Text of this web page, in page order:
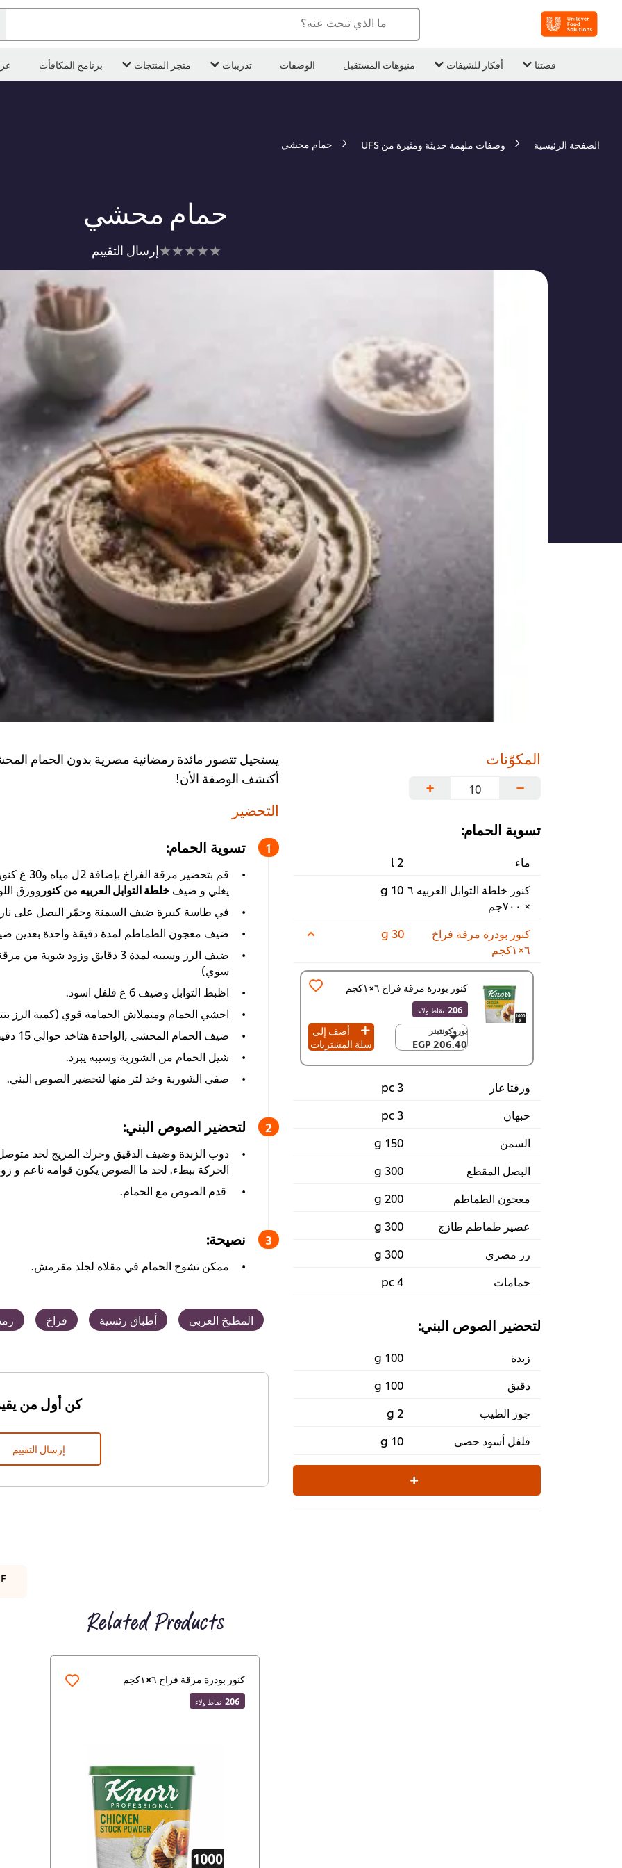
ما الذي تبحث عنه؟
قصتنا أفكار للشيفات منيوهات المستقبل الوصفات تدريبات متجر المنتجات برنامج المكافأت
الصفحة الرئيسية وصفات ملهمة حديثة ومثيرة من UFS حمام محشي
حمام محشي
لم
يتم
تقييمات
إرسال التقييم
المكوّنات
−
+
تسوية الحمام:
ماء
2 l
كنور خلطة التوابل العربيه ٦
× ۷۰۰جم
10 g
كنور بودرة مرقة فراخ
٦×١كجم
30 g
كنور بودرة مرقة فراخ ٦×١كجم
206 نقاط ولاء
يوروكونتينر
206.40 EGP
يوروكونتينر
206.40 EGP
أضف إلى
سلة المشتريات
ورقتا غار
3 pc
حبهان
3 pc
السمن
150 g
البصل المقطع
300 g
معجون الطماطم
200 g
عصير طماطم طازج
300 g
رز مصري
300 g
حمامات
4 pc
لتحضير الصوص البني:
زبدة
100 g
دقيق
100 g
جوز الطيب
2 g
فلفل أسود حصى
10 g
يستحيل تتصور مائدة رمضانية مصرية بدون الحمام
أكتشف الوصفة الأن!
التحضير
تسوية الحمام:
قم بتحضير
يغلي و ضيف خلطة التوابل العربيه من كنور وورق
في طاسة كبيرة ضيف السمنة وحمّر البصل على
ضيف معجون الطماطم لمدة دقيقة واحدة بعدين ضيف
ضيف الرز وسيبه لمدة 3 دقايق
سوي)
اظبط التوابل وضيف 6 غ فلفل اسود.
احشي الحمام ومتملاش الحمامة قوي (كمية الرز
ضيف الحمام المحشي ,الواحدة هتاخد حوالي 15 دقيقة عشان تستوى.
شيل الحمام من الشوربة وسيبه يبرد.
صفي الشوربة وخد لتر منها لتحضير الصوص البني.
لتحضير الصوص البني:
دوب الزبدة وضيف الدقيق وحرك المزيج لحد
الحركة ببطء. لحد ما الصوص يكون قوامه ناعم و
قدم الصوص مع الحمام.
نصيحة:
ممكن تشوح الحمام في مقلاه لجلد مقرمش.
المطبخ العربي أطباق رئسية فراخ
كن أول من
إرسال التقييم
Related Products
كنور بودرة مرقة فراخ ٦×١كجم
206 نقاط ولاء